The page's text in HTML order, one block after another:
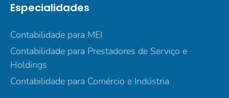
Especialidades
Contabilidade para MEI
Contabilidade para Prestadores de Serviço e
Holdings
Contabilidade para Comércio e Indústria